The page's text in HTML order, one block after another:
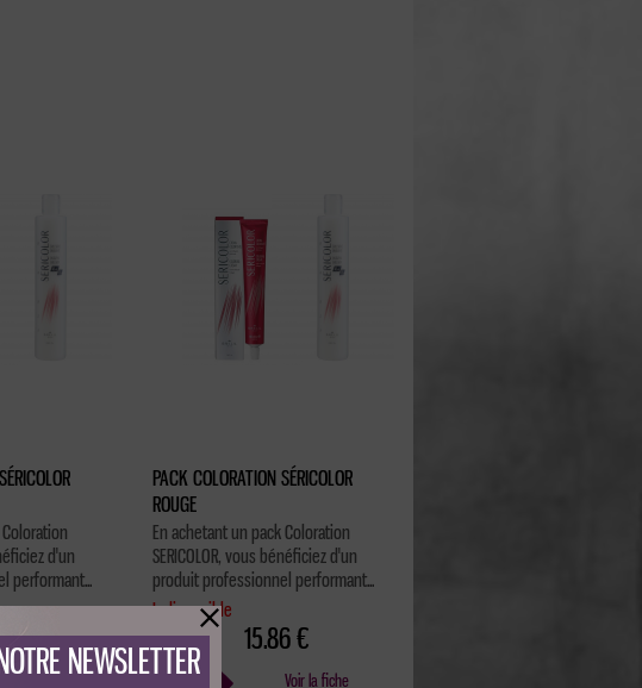
NEWSLETTER
d'un
performant...
€
Voir la fiche
PACK COLORATION SÉRICOLOR
ROUGE
En achetant un pack Coloration
SERICOLOR, vous bénéficiez d'un
produit professionnel performant...
Indisponible
15.86 €
Voir la fiche